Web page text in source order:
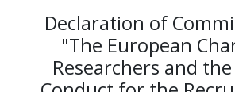
Declaration of
"The European
Researchers and